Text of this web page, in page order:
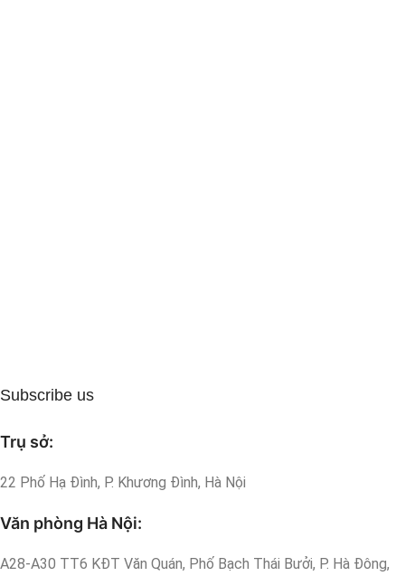
Subscribe us
Trụ sở:
22 Phố Hạ Đình, P. Khương Đình, Hà Nội
Văn phòng Hà Nội:
A28-A30 TT6 KĐT Văn Quán, Phố Bạch Thái Bưởi, P. Hà Đông,